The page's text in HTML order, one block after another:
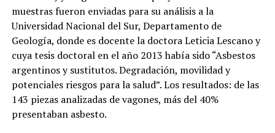
muestras fueron enviadas para su análisis a la
Universidad Nacional del Sur, Departamento de
Geología, donde es docente la doctora Leticia Lescano y
cuya tesis doctoral en el año 2013 había sido “Asbestos
argentinos y sustitutos. Degradación, movilidad y
potenciales riesgos para la salud”. Los resultados: de las
143 piezas analizadas de vagones, más del 40%
presentaban asbesto.